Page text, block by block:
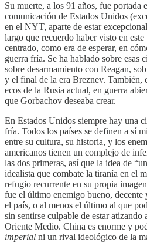
Su muerte, a los 91 años, fue portada
comunicación de Estados Unidos
en el NYT, aparte de estar
largo que recuerdo haber visto en
centrado, como era de esperar, en
guerra fría. Se ha hablado sobre esas
sobre desarmamiento con Reagan,
y el final de la era Breznev. También,
ecos de la Rusia actual, en guerra
que Gorbachov deseaba crear.
En Estados Unidos siempre hay una
fría. Todos los países se definen a sí
entre su cultura, su historia, y los
americanos tienen un complejo de
las dos primeras, así que la idea de
idealista que combate la tiranía en el
refugio recurrente en su propia
fue el último enemigo bueno, decente
el país, o al menos el último al que
sin sentirse culpable de estar atizando
Oriente Medio. China es enorme y
imperial ni un rival ideológico de la